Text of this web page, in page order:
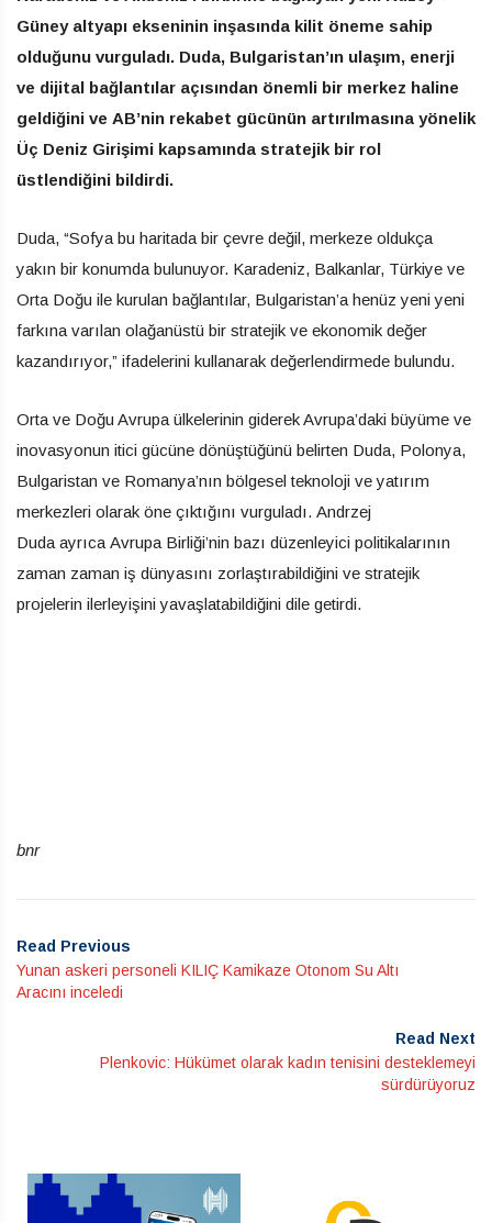
Güney altyapı ekseninin inşasında kilit öneme sahip
olduğunu vurguladı. Duda, Bulgaristan’ın ulaşım, enerji
ve dijital bağlantılar açısından önemli bir merkez haline
geldiğini ve AB’nin rekabet gücünün artırılmasına yönelik
Üç Deniz Girişimi kapsamında stratejik bir rol
üstlendiğini bildirdi.
Duda, “Sofya bu haritada bir çevre değil, merkeze oldukça
yakın bir konumda bulunuyor. Karadeniz, Balkanlar, Türkiye ve
Orta Doğu ile kurulan bağlantılar, Bulgaristan’a henüz yeni yeni
farkına varılan olağanüstü bir stratejik ve ekonomik değer
kazandırıyor,” ifadelerini kullanarak değerlendirmede bulundu.
Orta ve Doğu Avrupa ülkelerinin giderek Avrupa’daki büyüme ve
inovasyonun itici gücüne dönüştüğünü belirten Duda, Polonya,
Bulgaristan ve Romanya’nın bölgesel teknoloji ve yatırım
merkezleri olarak öne çıktığını vurguladı. Andrzej
Duda ayrıca Avrupa Birliği’nin bazı düzenleyici politikalarının
zaman zaman iş dünyasını zorlaştırabildiğini ve stratejik
projelerin ilerleyişini yavaşlatabildiğini dile getirdi.
bnr
Read Previous
Yunan askeri personeli KILIÇ Kamikaze Otonom Su Altı
Aracını inceledi
Read Next
Plenkovic: Hükümet olarak kadın tenisini desteklemeyi
sürdürüyoruz